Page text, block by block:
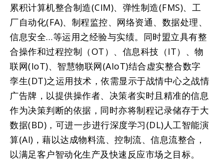
累积计算机整合制造(CIM)、弹性制造(FMS)、工
厂自动化(FA)、制程监控、网络资通、数据处理、
信息安全…等运用之经验与实绩。同时盟立具有整
合操作和过程控制（OT）、信息科技（IT）、物
联网(IoT)、智慧物联网(AIoT)结合虚实整合数字
孪生(DT)之运用技术，依需显示于战情中心之战情
广告牌，以提供操作者、决策者实时且精准的信息
作为决策判断的依据，同时亦将制程记录储存于大
数据(BD)，可进一步进行深度学习(DL)人工智能演
算(AI)，藉以达成物料流、控制流、信息流整合，
以满足客户智动化生产及快速反应市场之目标。